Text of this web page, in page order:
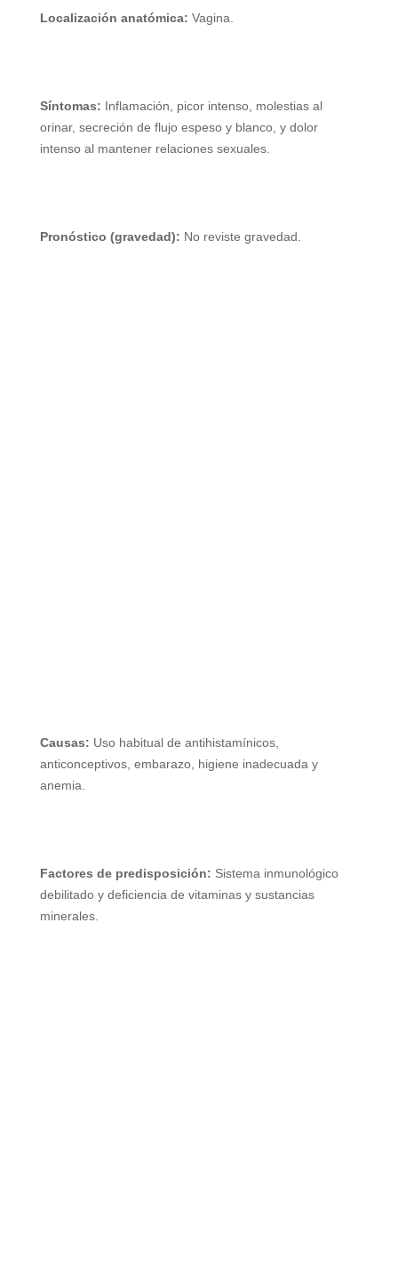
Localización anatómica: Vagina.
Síntomas: Inflamación, picor intenso, molestias al
orinar, secreción de flujo espeso y blanco, y dolor
intenso al mantener relaciones sexuales.
Pronóstico (gravedad): No reviste gravedad.
Causas: Uso habitual de antihistamínicos,
anticonceptivos, embarazo, higiene inadecuada y
anemia.
Factores de predisposición: Sistema inmunológico
debilitado y deficiencia de vitaminas y sustancias
minerales.